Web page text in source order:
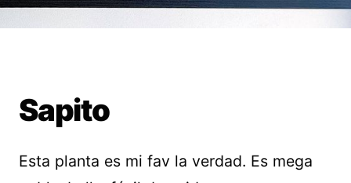
Sapito
Esta planta es mi fav la verdad. Es mega